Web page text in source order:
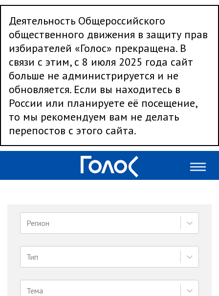
Деятельность Общероссийского
общественного движения в защиту прав
избирателей «Голос» прекращена. В
связи с этим, с 8 июля 2025 года сайт
больше не администрируется и не
обновляется. Если вы находитесь в
России или планируете её посещение,
то мы рекомендуем вам не делать
перепостов с этого сайта.
Регион
Тип
Тема